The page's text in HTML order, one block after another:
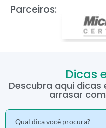
Parceiros:
Dicas
Descubra aqui
arrasar